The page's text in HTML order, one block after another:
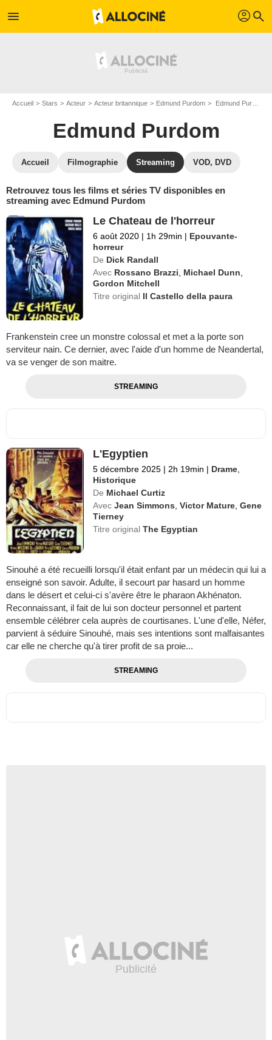
menu profil search
Accueil Stars Acteur Acteur britannique Edmund Purdom Edmund Purdom : Films et séries online
Edmund Purdom
Accueil Filmographie Streaming VOD, DVD
Retrouvez tous les films et séries TV disponibles en
streaming avec Edmund Purdom
Le Chateau de l'horreur
6 août 2020 | 1h 29min | Epouvante-
horreur
De Dick Randall
Avec Rossano Brazzi Michael Dunn
Gordon Mitchell
Titre original Il Castello della paura
Frankenstein cree un monstre colossal et met a la porte son
serviteur nain. Ce dernier, avec l'aide d'un homme de Neandertal,
va se venger de son maitre.
STREAMING
L'Egyptien
5 décembre 2025 | 2h 19min | Drame
Historique
De Michael Curtiz
Avec Jean Simmons ,Victor Mature ,Gene
Tierney
Titre originalThe Egyptian
Sinouhé a été recueilli lorsqu'il était enfant par un médecin qui lui a
enseigné son savoir. Adulte, il secourt par hasard un homme
dans le désert et celui-ci s'avère être le pharaon Akhénaton.
Reconnaissant, il fait de lui son docteur personnel et partent
ensemble célébrer cela auprès de courtisanes. L'une d'elle, Néfer,
parvient à séduire Sinouhé, mais ses intentions sont malfaisantes
car elle ne cherche qu'à tirer profit de sa proie...
STREAMING